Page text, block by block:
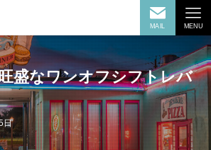
MAIL MENU
盛なワンオフシフトレバ
日